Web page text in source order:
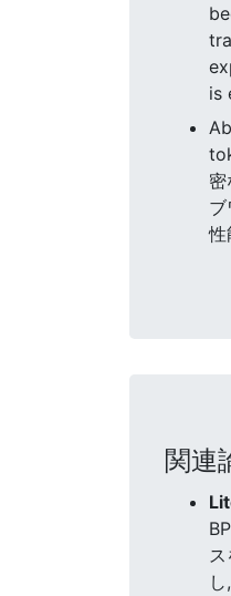
is
性
関連